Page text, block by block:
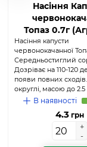
Насіння
Топаз 0.7г
Насіння капусти
червонокачанної
Середньостиглий
Дозріває на 110-120
появи повних
округлі, масою до 2.5
В наявності
4.3 грн
+
-
+
-